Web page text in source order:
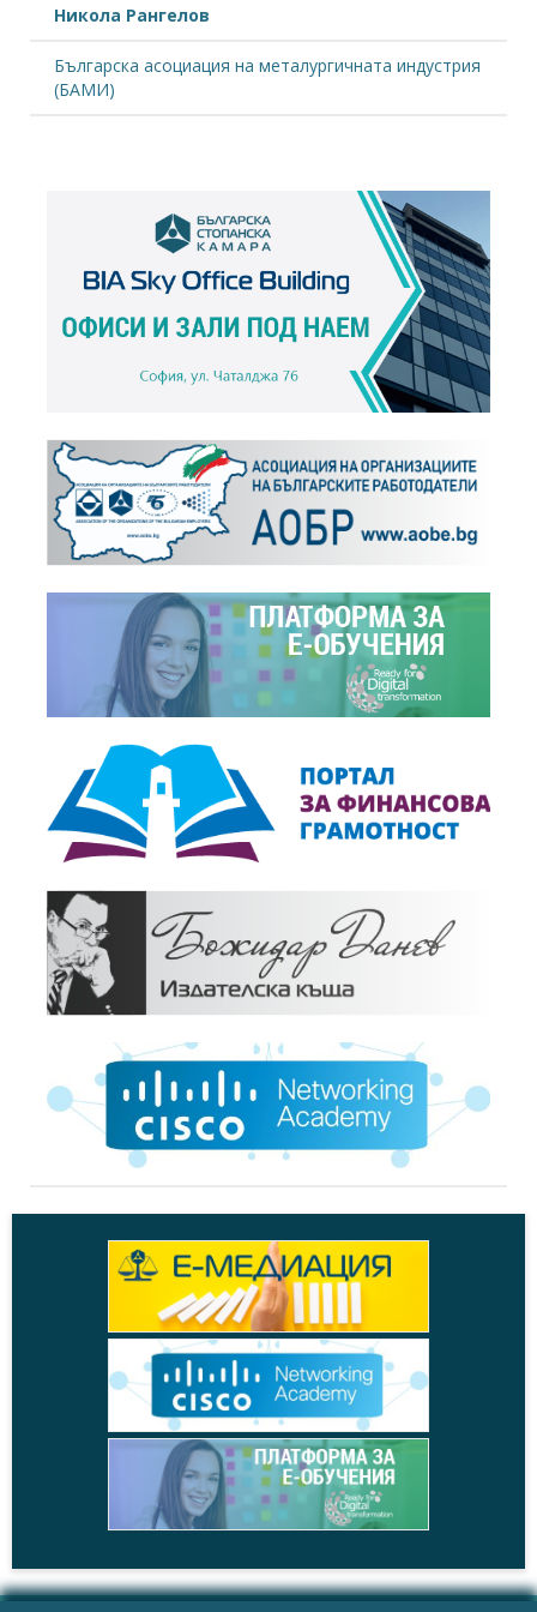
Никола Рангелов
Българска асоциация на металургичната индустрия
(БАМИ)